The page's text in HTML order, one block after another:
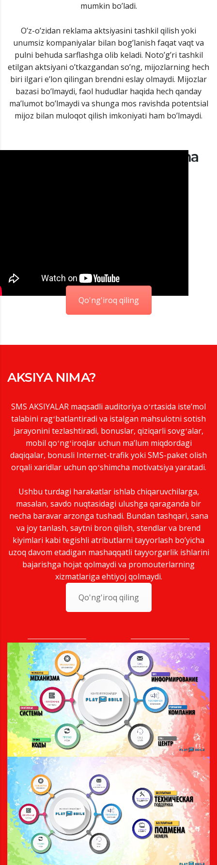
mumkin bo’ladi.
O’z-o’zidan reklama aktsiyasini tashkil qilish yoki
unumsiz kompaniyalar bilan bog’lanish faqat vaqt va
pulni behuda sarflashga olib keladi. Noto’g’ri tashkil
etilgan aktsiyani o’tkazgandan so’ng, mijozlarning hech
biri ilgari e’lon qilingan brendni eslay olmaydi. Mijozlar
bazasi bo’lmaydi, faol hududlar haqida hech qanday
ma’lumot bo’lmaydi va shunga mos ravishda potentsial
mijoz bilan muloqot qilish imkoniyati ham bo’lmaydi.
Mahsulot uchun SMS reklama
Qo'ng'iroq qiling
AKSIYA NIMA?
SMS AKSIYALAR maqsadli auditoriya oʻrtasida isteʼmol
talabini ragʻbatlantiradi va istalgan mahsulotni sotish
jarayonini tezlashtiradi, bonuslar, qiziqarli sovgʻalar,
mobil qoʻngʻiroqlar uchun maʼlum miqdordagi
daqiqalar, bonusli Internet-trafik yoki SMS-paket olish
orqali xaridlar uchun qoʻshimcha motivatsiya yaratadi.
Ushbu turdagi harakatlar ishlab chiqaruvchilarga,
masalan, savdo nuqtasidagi ulushga qaraganda bir
necha baravar arzonga tushadi. Bundan tashqari, sana
va joy tanlash, saytni bron qilish, stendlar va brend
kiyimlari kabi tegishli atributlarni tayyorlash bo’yicha
uzoq davom etadigan mashaqqatli tayyorgarlik ishlarini
bajarishga hojat qolmaydi va promouterlarning
xizmatlariga ehtiyoj qolmaydi.
Qo'ng'iroq qiling